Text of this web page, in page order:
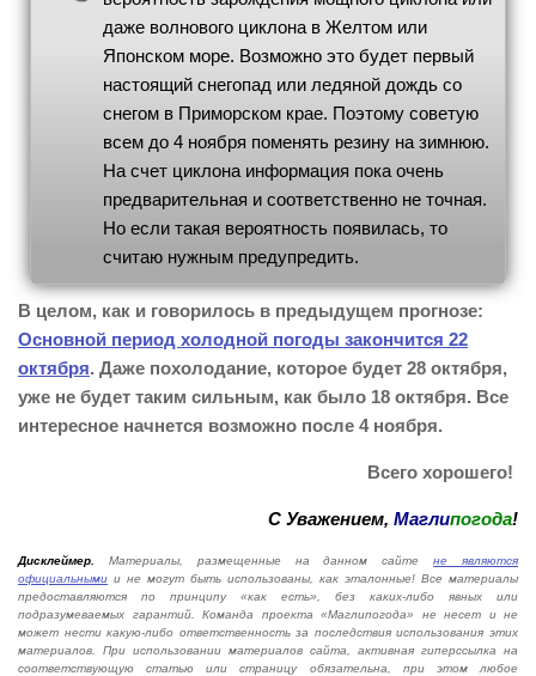
даже волнового циклона в Желтом или
Японском море. Возможно это будет первый
настоящий снегопад или ледяной дождь со
снегом в Приморском крае. Поэтому советую
всем до 4 ноября поменять резину на зимнюю.
На счет циклона информация пока очень
предварительная и соответственно не точная.
Но если такая вероятность появилась, то
считаю нужным предупредить.
В целом, как и говорилось в предыдущем прогнозе:
Основной период холодной погоды закончится 22
октября. Даже похолодание, которое будет 28 октября,
уже не будет таким сильным, как было 18 октября. Все
интересное начнется возможно после 4 ноября.
Всего хорошего!
С Уважением, Маглипогода!
Дисклеймер. Материалы, размещенные на данном сайтене являются
официальными и не могут быть использованы, как эталонные! Все материалы
предоставляются по принципу «как есть», без каких-либо явных или
подразумеваемых гарантий. Команда проекта «Маглипогода» не несет и не
может нести какую-либо ответственность за последствия использования этих
материалов. При использовании материалов сайта, активная гиперссылка на
соответствующую статью или страницу обязательна, при этом любое